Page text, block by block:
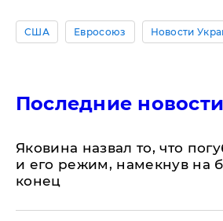
США Евросоюз Новости
Последние новости
Яковина назвал то, что
и его режим, намекнув на
конец